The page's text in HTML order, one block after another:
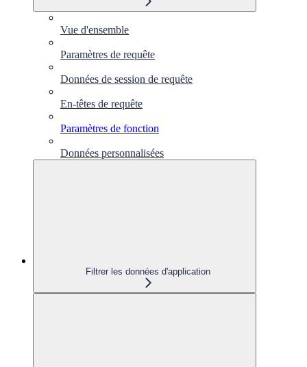
Vue d'ensemble
Paramètres de requête
Données de session de requête
En-têtes de requête
Paramètres de fonction
Données personnalisées
Filtrer les données d'application